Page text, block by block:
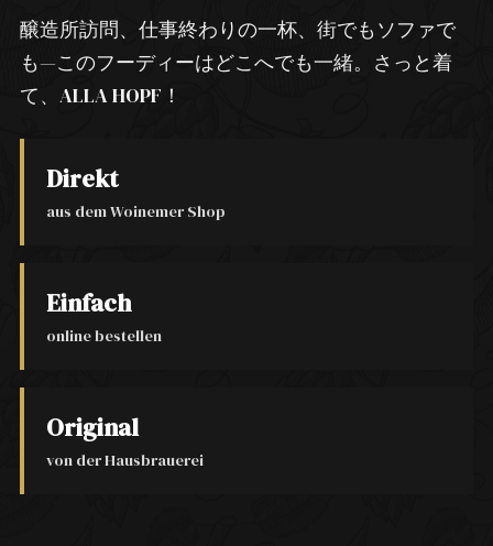
醸造所訪問、仕事終わりの一杯、街でもソファで
も—このフーディーはどこへでも一緒。さっと着
て、ALLA HOPF！
Direkt
aus dem Woinemer Shop
Einfach
online bestellen
Original
von der Hausbrauerei